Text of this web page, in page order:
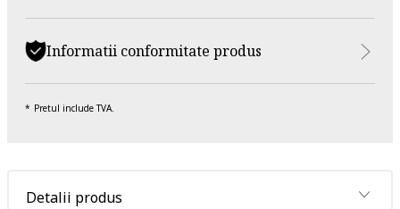
Informatii conformitate produs
Pretul include TVA.
Detalii produs